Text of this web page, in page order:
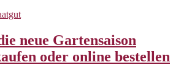
neue Gartensaison
oder online bestellen